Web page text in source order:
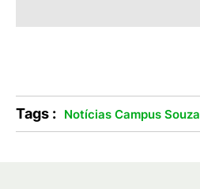
Tags : Notícias Campus Souza